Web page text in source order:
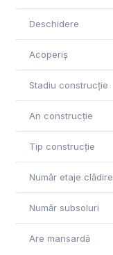
Deschidere
Acoperiș
Stadiu construcție
An construcție
Tip construcție
Număr etaje clădire
Număr subsoluri
Are mansardă